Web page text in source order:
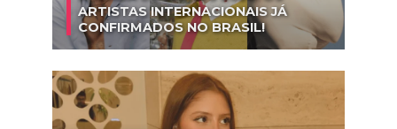
ARTISTAS INTERNACIONAIS JÁ
CONFIRMADOS NO BRASIL!